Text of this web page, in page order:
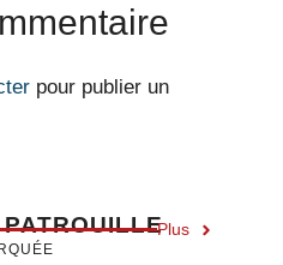
pour publier un
Plus